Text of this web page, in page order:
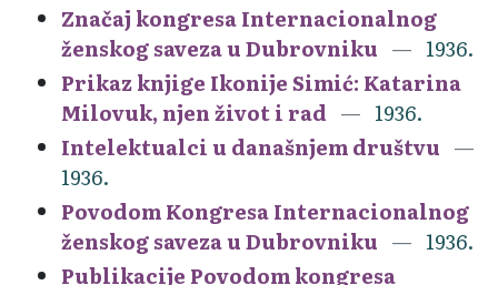
Značaj kongresa Internacionalnog
ženskog saveza u Dubrovniku
1936.
Prikaz knjige Ikonije Simić: Katarina
Milovuk, njen život i rad
1936.
Intelektualci u današnjem društvu
1936.
Povodom Kongresa Internacionalnog
ženskog saveza u Dubrovniku
1936.
Publikacije Povodom kongresa